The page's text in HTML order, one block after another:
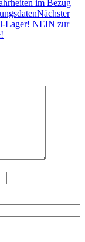
im Bezug
Nächster
Lager! NEIN zur